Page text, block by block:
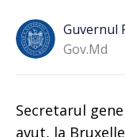
Guvernul
Gov.md
Secretarul
avut, la